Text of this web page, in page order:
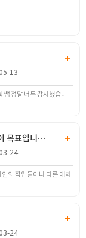
13
+
정말 너무 감사했습니
장기적으로 공부를 하고 있으며 취업이 목표입니다.
24
+
물이나 다른 매체
24
+